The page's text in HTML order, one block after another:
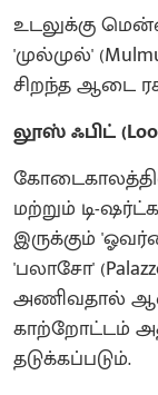
உடலுக்கு
'முல்முல்'
சிறந்த ஆடை
லூஸ் ஃபிட்
மற்றும் டி-
இருக்கும்
'பலாசோ'
அணிவதால்
காற்றோட்டம்
தடுக்கப்படும்.